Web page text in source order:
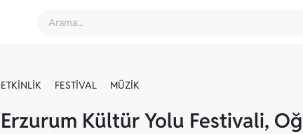
ETKINLIK FESTIVAL MÜZIK
Erzurum Kültür Yolu Festivali,